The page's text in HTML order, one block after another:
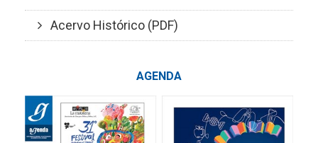
Acervo Histórico (PDF)
AGENDA